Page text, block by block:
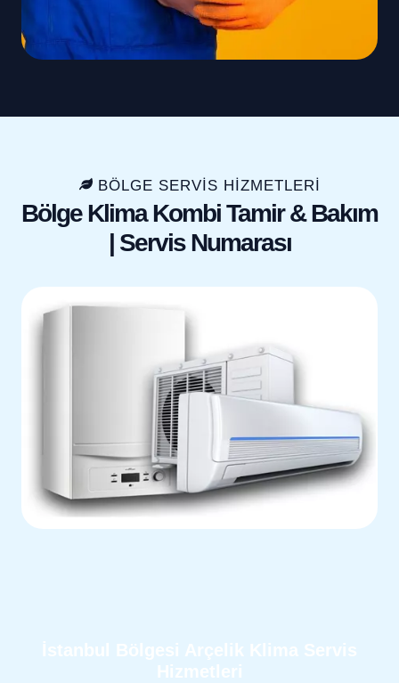
BÖLGE SERVIS HIZMETLERI
Bölge Klima Kombi Tamir & Bakım
| Servis Numarası
İstanbul Bölgesi Arçelik Klima Servis
Hizmetleri